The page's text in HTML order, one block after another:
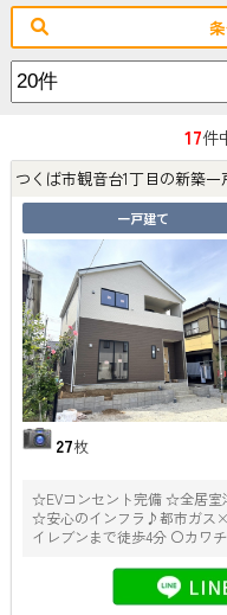
17件
つくば市観音台1丁目の新築一
一戸建て
27枚
☆EVコンセント完備 ☆全居室
☆安心のインフラ♪都市ガス×公営水道×本
イレブンまで徒歩4分 〇カワ